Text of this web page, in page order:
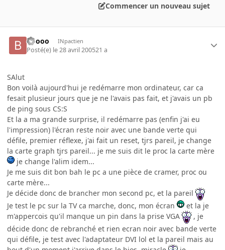
Commencer un nouveau sujet
Boooo INpactien
Posté(e) le 28 avril 200521 a
SAlut
Bon voilà aujourd'hui je redémarre mon ordinateur, car ca
fesait plusieur jours que je ne l'avais pas fait, et j'avais un pb
de ping sous CS:S
Et la a ma grande surprise, il redémarre pas (enfin j'ai eu
l'impression) l'écran reste noir avec une bande verte qui
défile, premier réflexe, j'ai fait un reset, tjrs pareil, je change
la carte graph tjrs pareil... je me suis dit le proc la carte mère
je change l'alim idem...
Je me suis dit bon bah le pc a une pièce de cramer, proc ou
carte mère...
Je décide donc de brancher mon second pc, et la pareil
Je test le pc sur la TV ca marche, donc, mon écran
et la je
m'appercois qu'il manque un pin dans la prise VGA
, je
décide donc de rebranché et rien ecran noir avec bande verte
qui défile, je test avec l'adaptateur DVI lol et la pareil mais au